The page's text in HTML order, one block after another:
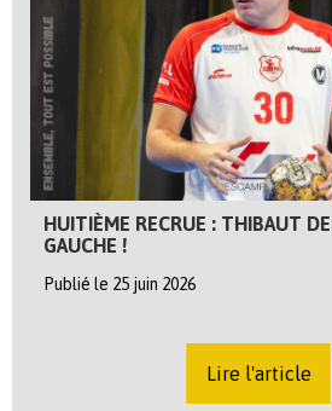
HUITIÈME RECRUE : THIBAUT
GAUCHE !
Publié le 25 juin 2026
Lire l'article